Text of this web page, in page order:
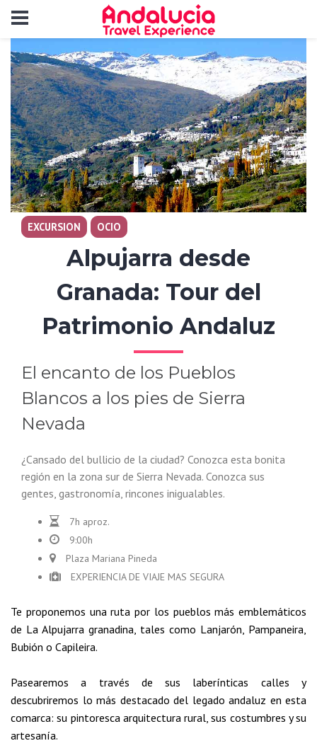
EXCURSION OCIO
Alpujarra desde
Granada: Tour del
Patrimonio Andaluz
El encanto de los Pueblos
Blancos a los pies de Sierra
Nevada
¿Cansado del bullicio de la ciudad? Conozca esta bonita
región en la zona sur de Sierra Nevada. Conozca sus
gentes, gastronomía, rincones inigualables.
7h aproz.
9:00h
Plaza Mariana Pineda
EXPERIENCIA DE VIAJE MAS SEGURA
Te proponemos una ruta por los pueblos más emblemáticos
de La Alpujarra granadina, tales como Lanjarón, Pampaneira,
Bubión o Capileira.
Pasearemos a través de sus laberínticas calles y
descubriremos lo más destacado del legado andaluz en esta
comarca: su pintoresca arquitectura rural, sus costumbres y su
artesanía.